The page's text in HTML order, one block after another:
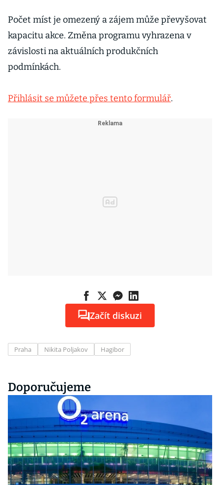
Počet míst je omezený a zájem může převyšovat
kapacitu akce. Změna programu vyhrazena v
závislosti na aktuálních produkčních
podmínkách.
Přihlásit se můžete přes tento formulář.
Začít diskuzi
Praha Nikita Poljakov Hagibor
Doporučujeme